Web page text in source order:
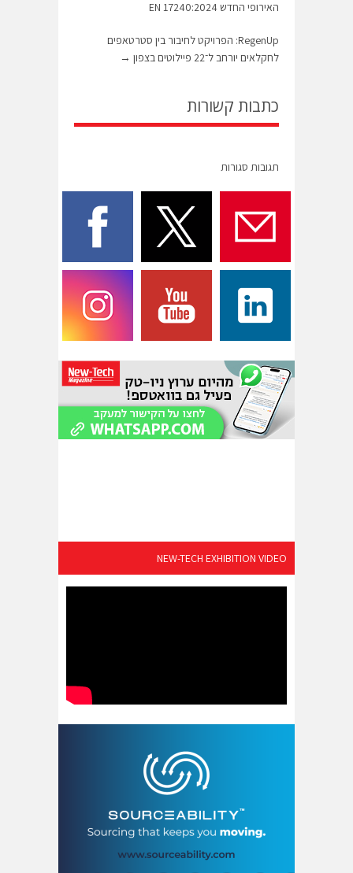
האירופי החדש EN 17240:2024
RegenUp: הפרויקט לחיבור בין סטרטאפים
לחקלאים יורחב ל־22 פיילוטים בצפון
→
כתבות קשורות
תגובות סגורות
NEW-TECH EXHIBITION VIDEO